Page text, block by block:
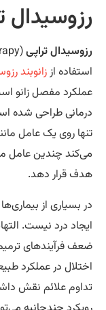
تراپی
اززانوبند
مفصل زانو است که
طراحی شده است.
روی یک عامل مانند
چندین عامل مؤثر
قرار دهد.
بسیاری از بیماری‌ها و
درد نیست.
فرآیندهای ترمیم
در عملکرد طبیعی
علائم نقش داشته